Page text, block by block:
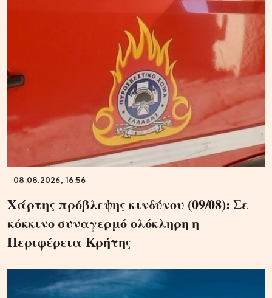
08.08.2026, 16:56
Χάρτης πρόβλεψης κινδύνου (09/08): Σε
κόκκινο συναγερμό ολόκληρη η
Περιφέρεια Κρήτης